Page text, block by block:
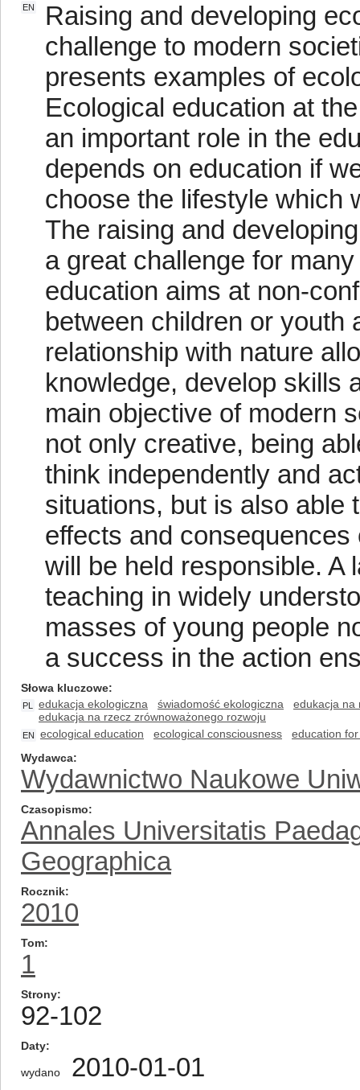
EN
Raising and developing
challenge to modern
presents examples of
Ecological education at
an important role in the
depends on education if
choose the lifestyle which
The raising and
a great challenge for
education aims at non-
between children or youth
relationship with nature
knowledge, develop skills
main objective of modern
not only creative, being
think independently and
situations, but is also able
effects and
will be held responsible. A
teaching in widely
masses of young people
a success in the action
Słowa kluczowe
PL edukacja ekologiczna świadomość ekologiczna
edukacja na
edukacja na rzecz zrównoważonego rozwoju
EN ecological education ecological consciousness
education
Wydawca
Wydawnictwo Naukowe
Czasopismo
Annales Universitatis
Geographica
Rocznik
2010
Tom
1
Strony
92-102
Daty
wydano 2010-01-01